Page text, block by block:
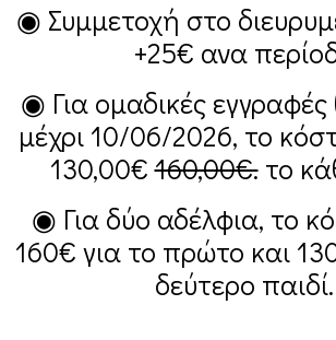
◉ Συμμετοχή στο
+25€ ανα
◉ Για ομαδικές εγγραφές
μέχρι 10/06/2026, το
130,00€160,00€.το
◉ Για δύο αδέλφια, το
160€ για το πρώτο και
δεύτερο παιδί.